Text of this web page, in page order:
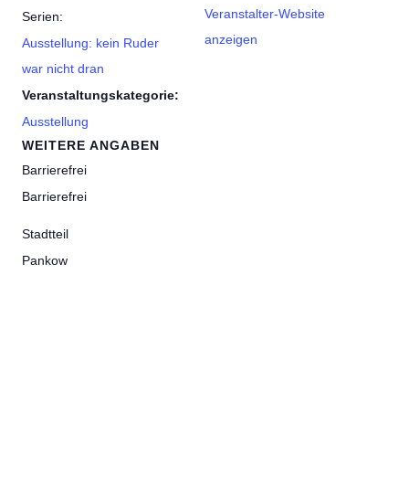
Serien:
Ausstellung: kein Ruder
war nicht dran
Veranstaltungskategorie:
Ausstellung
Veranstalter-Website
anzeigen
WEITERE ANGABEN
Barrierefrei
Barrierefrei
Stadtteil
Pankow